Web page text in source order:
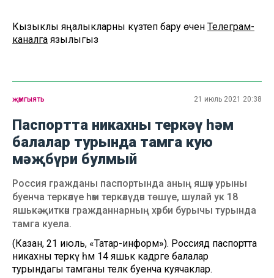
Кызыклы яңалыкларны күзәтеп бару өчен Телеграм-
каналга язылыгыз
җәмгыять 21 июль 2021 20:38
Паспортта никахны теркәү һәм
балалар турында тамга кую
мәҗбүри булмый
Россия гражданы паспортында аның яшәү урыны
буенча теркәлүе һәм теркәлүдән төшүе, шулай ук 18
яшькә җиткән гражданнарның хәрби бурычы турында
тамга куела.
(Казан, 21 июль, «Татар-информ»). Россиядә паспортта
никахны теркәү һәм 14 яшькә кадәрге балалар
турындагы тамганы теләк буенча куячаклар.